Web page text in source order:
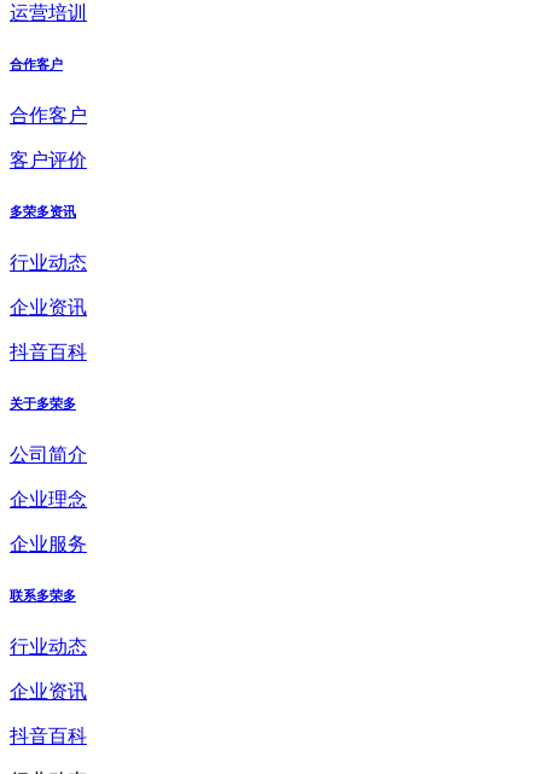
运营培训
合作客户
合作客户
客户评价
多荣多资讯
行业动态
企业资讯
抖音百科
关于多荣多
公司简介
企业理念
企业服务
联系多荣多
行业动态
企业资讯
抖音百科